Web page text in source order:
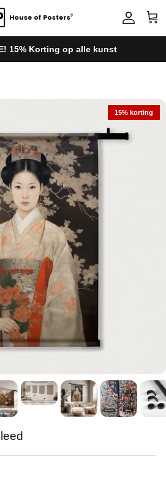
Account
15% Korting op alle kunst
15% korting